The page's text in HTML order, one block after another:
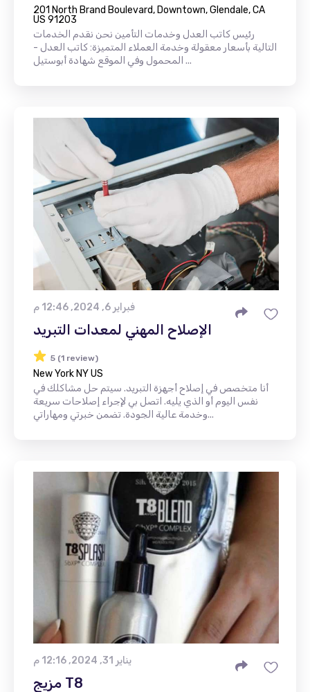
201 North Brand Boulevard, Downtown, Glendale, CA
US 91203
رئيس كاتب العدل وخدمات التأمين نحن نقدم الخدمات
التالية بأسعار معقولة وخدمة العملاء المتميزة: كاتب العدل -
المحمول وفي الموقع شهادة أبوستيل ...
فبراير 6, 2024, 12:46 م
الإصلاح المهني لمعدات التبريد
5 (1 review)
New York NY US
أنا متخصص في إصلاح أجهزة التبريد. سيتم حل مشاكلك في
نفس اليوم أو الذي يليه. اتصل بي لإجراء إصلاحات سريعة
وخدمة عالية الجودة. تضمن خبرتي ومهاراتي...
يناير 31, 2024, 12:16 م
مزيج T8